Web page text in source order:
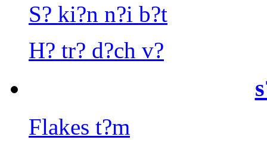
S? ki?n n?i b?t
H? tr? d?ch v?
Flakes t?m